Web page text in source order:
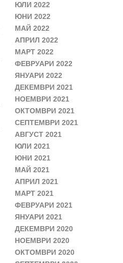
ЮЛИ 2022
ЮНИ 2022
МАЙ 2022
АПРИЛ 2022
МАРТ 2022
ФЕВРУАРИ 2022
ЯНУАРИ 2022
ДЕКЕМВРИ 2021
НОЕМВРИ 2021
ОКТОМВРИ 2021
СЕПТЕМВРИ 2021
АВГУСТ 2021
ЮЛИ 2021
ЮНИ 2021
МАЙ 2021
АПРИЛ 2021
МАРТ 2021
ФЕВРУАРИ 2021
ЯНУАРИ 2021
ДЕКЕМВРИ 2020
НОЕМВРИ 2020
ОКТОМВРИ 2020